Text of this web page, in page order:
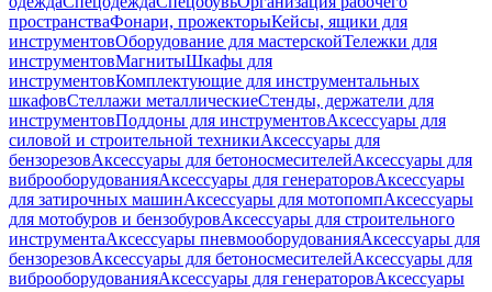
пространстваФонари, прожекторыКейсы, ящики для
инструментовОборудование для мастерскойТележки для
инструментовМагнитыШкафы для
инструментовКомплектующие для инструментальных
шкафовСтеллажи металлическиеСтенды, держатели для
инструментовПоддоны для инструментовАксессуары для
силовой и строительной техникиАксессуары для
бензорезовАксессуары для бетоносмесителейАксессуары для
виброоборудованияАксессуары для генераторовАксессуары
для затирочных машинАксессуары для мотопомпАксессуары
для мотобуров и бензобуровАксессуары для строительного
инструментаАксессуары пневмооборудованияАксессуары для
бензорезовАксессуары для бетоносмесителейАксессуары для
виброоборудованияАксессуары для генераторовАксессуары